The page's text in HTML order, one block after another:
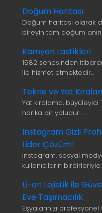
Doğum Haritası
Doğum haritası olarak
bireyin tam doğum
Kamyon Lastikleri
1982 senesinden
ile hizmet etmektedir…
Tekne ve Yat
Yat kiralama, büyüleyici
harika bir yoludur. …
Instagram Gizli
Lider Çözüm!
Instagram, sosyal
kullanıcıların
Li-on Lojistik ile
Eve Taşımacılık
Eşyalarınızı